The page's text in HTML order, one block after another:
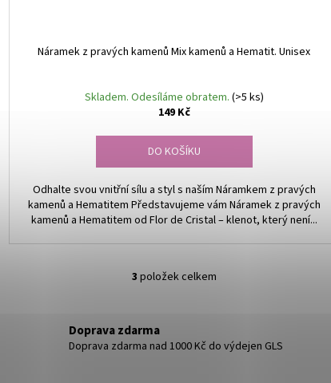
Náramek z pravých kamenů Mix kamenů a Hematit. Unisex
Skladem. Odesíláme obratem. (>5 ks)
149 Kč
DO KOŠÍKU
Odhalte svou vnitřní sílu a styl s naším Náramkem z pravých
kamenů a Hematitem Představujeme vám Náramek z pravých
kamenů a Hematitem od Flor de Cristal – klenot, který není...
O
á
d
3 položek celkem
Doprava zdarma
Doprava zdarma nad 1000 Kč do výdejen GLS